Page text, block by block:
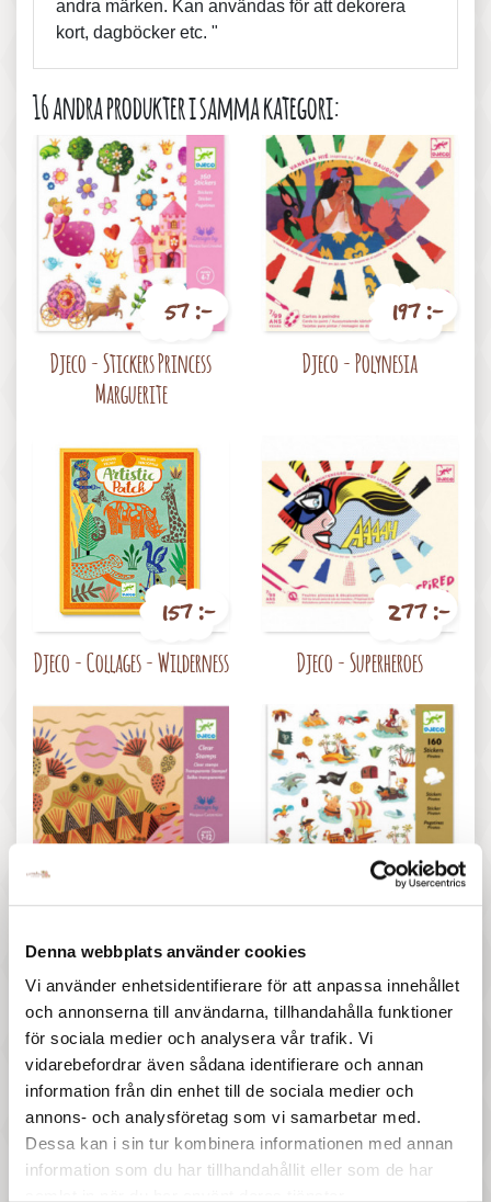
Denna webbplats använder cookies
Vi använder enhetsidentifierare för att anpassa innehållet
och annonserna till användarna, tillhandahålla funktioner
för sociala medier och analysera vår trafik. Vi
vidarebefordrar även sådana identifierare och annan
information från din enhet till de sociala medier och
annons- och analysföretag som vi samarbetar med.
Dessa kan i sin tur kombinera informationen med annan
information som du har tillhandahållit eller som de har
andra märken. Kan användas för att dekorera
kort, dagböcker etc. "
16 andra produkter i samma kategori:
57 :-
Djeco - Stickers Princess
Marguerite
197 :-
Djeco - Polynesia
157 :-
Djeco - Collages - Wilderness
277 :-
Djeco - Superheroes
Pris Pris
57 :-
Pris
117 :-
Pris
207 :-